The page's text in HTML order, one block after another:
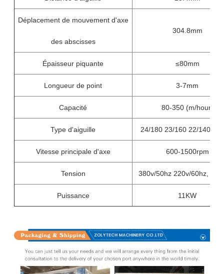
Déplacement de mouvement d'axe
des abscisses
304.8mm
Épaisseur piquante ≤80mm
Longueur de point 3-7mm
Capacité 80-350 (m/hour)
Type d'aiguille 24/180 23/160 22/140 21/
Vitesse principale d'axe 600-1500rpm
Tension 380v/50hz 220v/60hz,
Puissance 11KW